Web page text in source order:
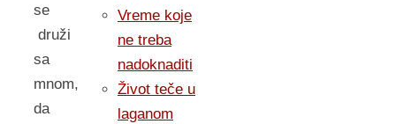
se
druži
sa
mnom,
da
Vreme koje
ne treba
nadoknaditi
Život teče u
laganom